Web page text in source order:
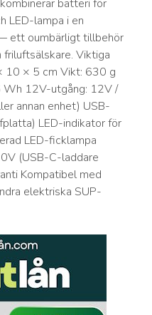
batteri för
LED-lampa i en
ett oumbärligt tillbehör
Viktiga
10 × 5 cm Vikt: 630 g
12V-utgång: 12V /
annan enhet) USB-
LED-indikator för
LED-ficklampa
(USB-C-laddare
Kompatibel med
elektriska SUP-